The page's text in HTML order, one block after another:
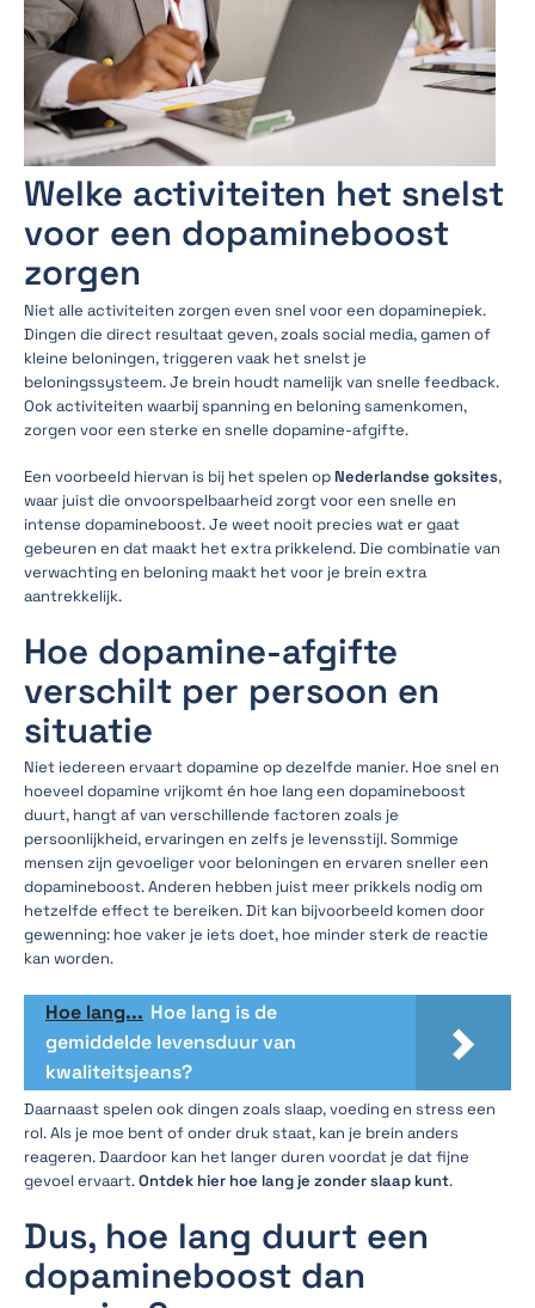
Welke activiteiten het snelst
voor een dopamineboost
zorgen
Niet alle activiteiten zorgen even snel voor een dopaminepiek.
Dingen die direct resultaat geven, zoals social media, gamen of
kleine beloningen, triggeren vaak het snelst je
beloningssysteem. Je brein houdt namelijk van snelle feedback.
Ook activiteiten waarbij spanning en beloning samenkomen,
zorgen voor een sterke en snelle dopamine-afgifte.
Een voorbeeld hiervan is bij het spelen opNederlandse goksites,
waar juist die onvoorspelbaarheid zorgt voor een snelle en
intense dopamineboost. Je weet nooit precies wat er gaat
gebeuren en dat maakt het extra prikkelend. Die combinatie van
verwachting en beloning maakt het voor je brein extra
aantrekkelijk.
Hoe dopamine-afgifte
verschilt per persoon en
situatie
Niet iedereen ervaart dopamine op dezelfde manier. Hoe snel en
hoeveel dopamine vrijkomt én hoe lang een dopamineboost
duurt, hangt af van verschillende factoren zoals je
persoonlijkheid, ervaringen en zelfs je levensstijl. Sommige
mensen zijn gevoeliger voor beloningen en ervaren sneller een
dopamineboost. Anderen hebben juist meer prikkels nodig om
hetzelfde effect te bereiken. Dit kan bijvoorbeeld komen door
gewenning: hoe vaker je iets doet, hoe minder sterk de reactie
kan worden.
Hoe lang... Hoe lang is de
gemiddelde levensduur van
kwaliteitsjeans?
Daarnaast spelen ook dingen zoals slaap, voeding en stress een
rol. Als je moe bent of onder druk staat, kan je brein anders
reageren. Daardoor kan het langer duren voordat je dat fijne
gevoel ervaart.Ontdek hier hoe lang je zonder slaap kunt.
Dus, hoe lang duurt een
dopamineboost dan